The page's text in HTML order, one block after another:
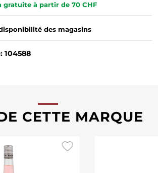
gratuite à partir de 70 CHF
des magasins
104588
CETTE MARQUE